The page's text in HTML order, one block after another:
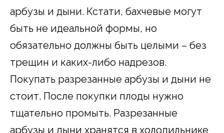
арбузы и дыни. Кстати, бахчевые могут
быть не идеальной формы, но
обязательно должны быть целыми – без
трещин и каких-либо надрезов.
Покупать разрезанные арбузы и дыни не
стоит. После покупки плоды нужно
тщательно промыть. Разрезанные
арбузы и дыни хранятся в холодильнике